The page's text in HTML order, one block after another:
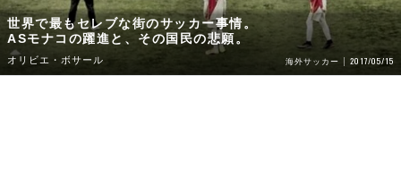
世界で最もセレブな街のサッカー事情。
ASモナコの躍進と、その国民の悲願。
オリビエ・ボサール 海外サッカー 2017/05/15